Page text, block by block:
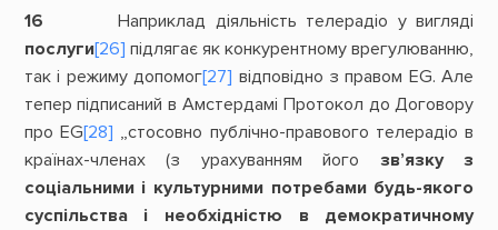
16Наприклад діяльність телерадіо у вигляді
послуги[26] підлягає як конкурентному врегулюванню,
так і режиму допомог[27] відповідно з правом EG. Але
тепер підписаний в Амстердамі Протокол до Договору
про EG[28] „стосовно публічно-правового телерадіо в
країнах-членах (з урахуванням його зв’язку з
соціальними і культурними потребами будь-якого
суспільства і необхідністю в демократичному